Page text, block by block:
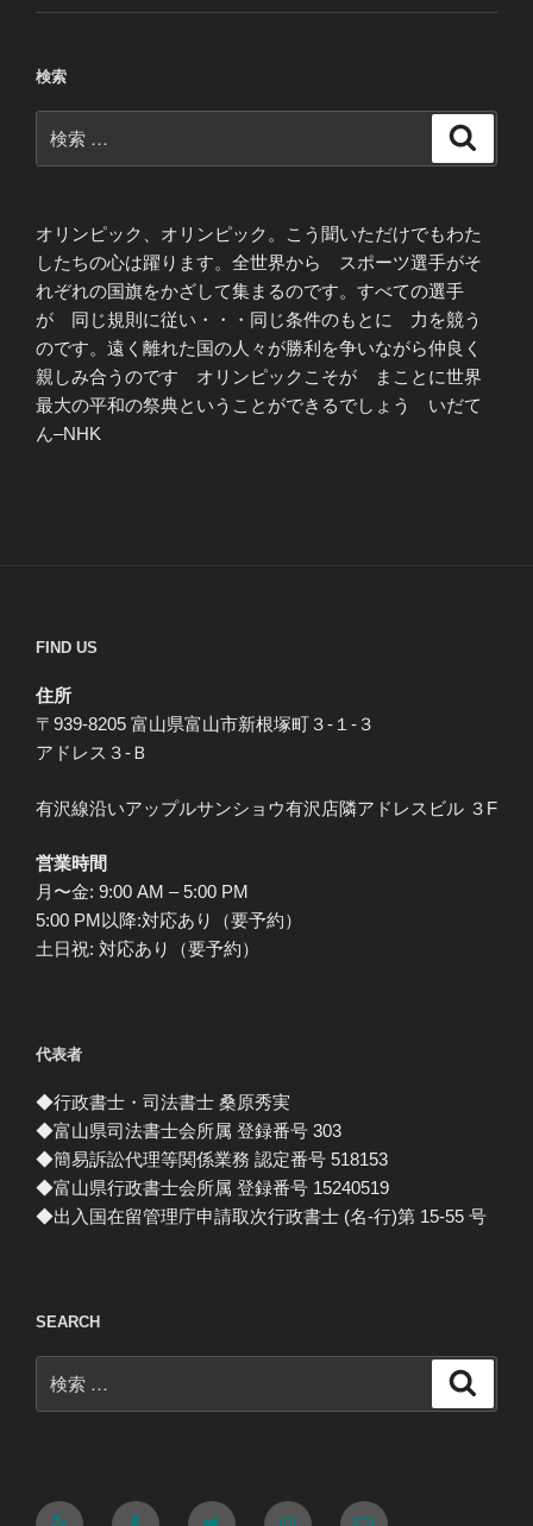
検索
索:
オリンピック、オリンピック。こう聞いただけでもわた
したちの心は躍ります。全世界から スポーツ選手がそ
れぞれの国旗をかざして集まるのです。すべての選手
が 同じ規則に従い・・・同じ条件のもとに 力を競う
のです。遠く離れた国の人々が勝利を争いながら仲良く
親しみ合うのです オリンピックこそが まことに世界
最大の平和の祭典ということができるでしょう いだて
ん–NHK
FIND US
住所
〒939-8205 富山県富山市新根塚町３-１-３
アドレス３-Ｂ
有沢線沿いアップルサンショウ有沢店隣アドレスビル ３F
営業時間
月〜金: 9:00 AM – 5:00 PM
5:00 PM以降:対応あり（要予約）
土日祝: 対応あり（要予約）
代表者
◆行政書士・司法書士 桑原秀実
◆富山県司法書士会所属 登録番号 303
◆簡易訴訟代理等関係業務 認定番号 518153
◆富山県行政書士会所属 登録番号 15240519
◆出入国在留管理庁申請取次行政書士 (名-行)第 15-55 号
SEARCH
索:
Yelp FacebookTwitter Instagram
メ